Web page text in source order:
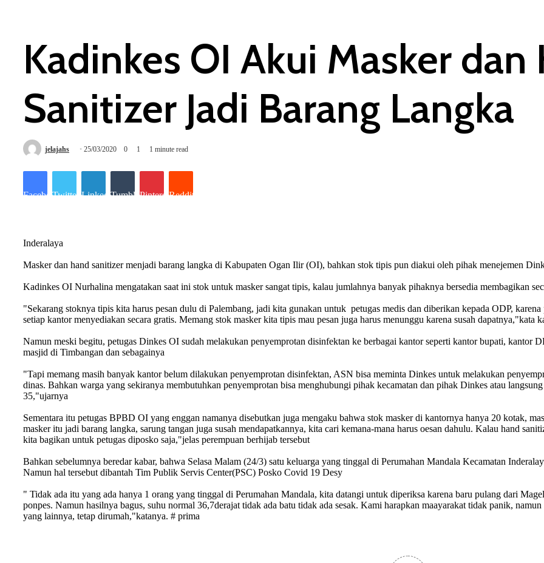
Kadinkes OI Akui Masker dan
Sanitizer Jadi Barang Langka
jelajahs 25/03/2020 0 1 1 minute read
FacebookTwitter LinkedInTumblr PinterestReddit
Inderalaya
Masker dan hand sanitizer menjadi barang langka di Kabupaten Ogan Ilir (OI), bahkan stok tipis pun diakui oleh pihak menejemen
Kadinkes OI Nurhalina mengatakan saat ini stok untuk masker sangat tipis, kalau jumlahnya banyak pihaknya bersedia membagikan
"Sekarang stoknya tipis kita harus pesan dulu di Palembang, jadi kita gunakan untuk petugas medis dan diberikan kepada ODP,
setiap kantor menyediakan secara gratis. Memang stok masker kita tipis mau pesan juga harus menunggu karena susah
Namun meski begitu, petugas Dinkes OI sudah melakukan penyemprotan disinfektan ke berbagai kantor seperti kantor bupati, kantor
masjid di Timbangan dan sebagainya
"Tapi memang masih banyak kantor belum dilakukan penyemprotan disinfektan, ASN bisa meminta Dinkes untuk melakukan
dinas. Bahkan warga yang sekiranya membutuhkan penyemprotan bisa menghubungi pihak kecamatan dan pihak Dinkes atau
35,"ujarnya
Sementara itu petugas BPBD OI yang enggan namanya disebutkan juga mengaku bahwa stok masker di kantornya hanya 20 kotak,
masker itu jadi barang langka, sarung tangan juga susah mendapatkannya, kita cari kemana-mana harus oesan dahulu. Kalau hand
kita bagikan untuk petugas diposko saja,"jelas perempuan berhijab tersebut
Bahkan sebelumnya beredar kabar, bahwa Selasa Malam (24/3) satu keluarga yang tinggal di Perumahan Mandala Kecamatan
Namun hal tersebut dibantah Tim Publik Servis Center(PSC) Posko Covid 19 Desy
" Tidak ada itu yang ada hanya 1 orang yang tinggal di Perumahan Mandala, kita datangi untuk diperiksa karena baru pulang dari
ponpes. Namun hasilnya bagus, suhu normal 36,7derajat tidak ada batu tidak ada sesak. Kami harapkan maayarakat tidak panik,
yang lainnya, tetap dirumah,"katanya. # prima